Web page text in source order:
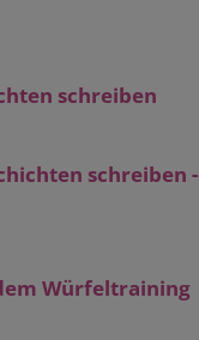
schreiben
schreiben -
Würfeltraining